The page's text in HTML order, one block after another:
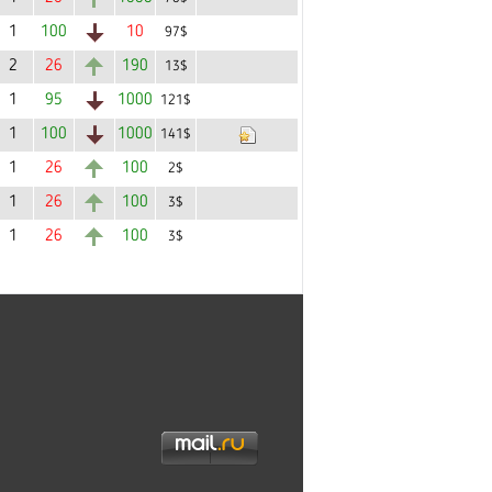
1 100 10 97$
2 26 190 13$
1 95 1000 121$
1 100 1000 141$
1 26 100 2$
1 26 100 3$
1 26 100 3$